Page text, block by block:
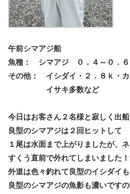
午前シマアジ船
魚種： シマアジ ０．４～０．
その他： イシダイ・２．８ｋ・
イサキ多数など
今日はお客さん２名様と寂しく出
良型のシマアジは２回ヒットして
１尾は水面まで上がりましたが、
すくう直前で外れてしまいました
外道は色々釣れて良型のイシダイ
良型のシマアジの魚影も濃いです